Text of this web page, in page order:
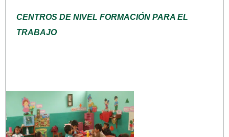
CENTROS DE NIVEL FORMACIÓN PARA EL
TRABAJO